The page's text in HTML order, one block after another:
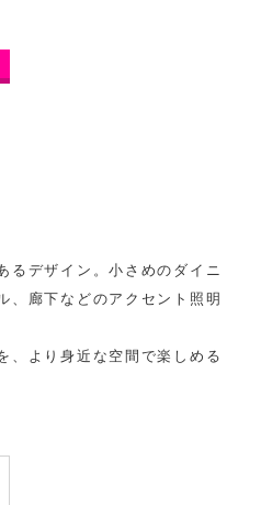
るデザイン。小さめのダイニ
、廊下などのアクセント照明
、より身近な空間で楽しめる